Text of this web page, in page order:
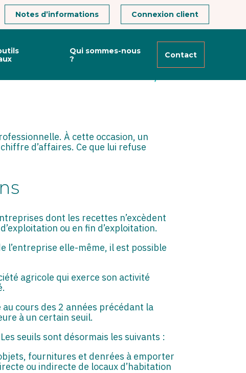
Connexion client
Notes d’informations
Qui sommes-nous
?
Contact
EXPLOITANT,
À cette occasion, un
d’affaires. Ce que lui refuse
dont les recettes n’excèdent
ou en fin d’exploitation.
l’entreprise elle-même, il est possible
agricole qui exerce son activité
cours des 2 années précédant la
à un certain seuil.
seuils sont désormais les suivants :
fournitures et denrées à emporter
ou indirecte de locaux d’habitation